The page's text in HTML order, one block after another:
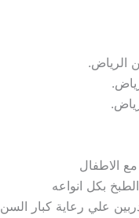
الرياض.
الاطفال
بكل انواعه
علي رعاية كبار السن